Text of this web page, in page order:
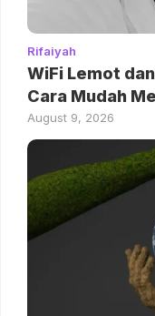
Rifaiyah
WiFi Lemot
Cara Mudah
August 9, 2026